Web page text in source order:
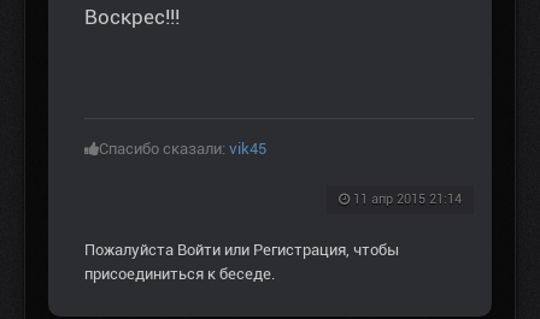
Воскрес!!!
Спасибо сказали: vik45
11 апр 2015 21:14
Пожалуйста Войти или Регистрация, чтобы
присоединиться к беседе.